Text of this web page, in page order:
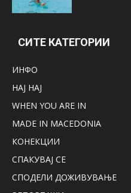
СИТЕ КАТЕГОРИИ
ИНФО
НАЈ НАЈ
WHEN YOU ARE IN
MADE IN MACEDONIA
КОНЕКЦИИ
СПАКУВАЈ СЕ
СПОДЕЛИ ДОЖИВУВАЊЕ